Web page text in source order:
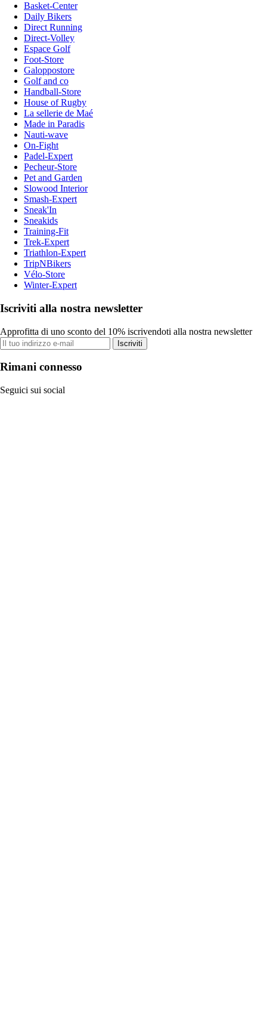
Basket-Center
Daily Bikers
Direct Running
Direct-Volley
Espace Golf
Foot-Store
Galoppostore
Golf and co
Handball-Store
House of Rugby
La sellerie de Maé
Made in Paradis
Nauti-wave
On-Fight
Padel-Expert
Pecheur-Store
Pet and Garden
Slowood Interior
Smash-Expert
Sneak'In
Sneakids
Training-Fit
Trek-Expert
Triathlon-Expert
TripNBikers
Vélo-Store
Winter-Expert
Iscriviti alla nostra newsletter
Approfitta di uno sconto del 10% iscrivendoti alla nostra newsletter
Iscriviti
Rimani connesso
Seguici sui social